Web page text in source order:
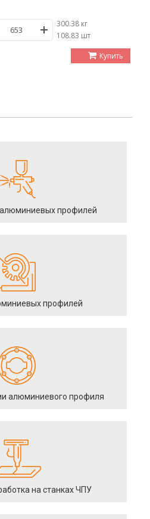
300.38 кг
/108.83 шт
Купить
алюминиевых профилей
профилей
алюминиевого профиля
на станках ЧПУ